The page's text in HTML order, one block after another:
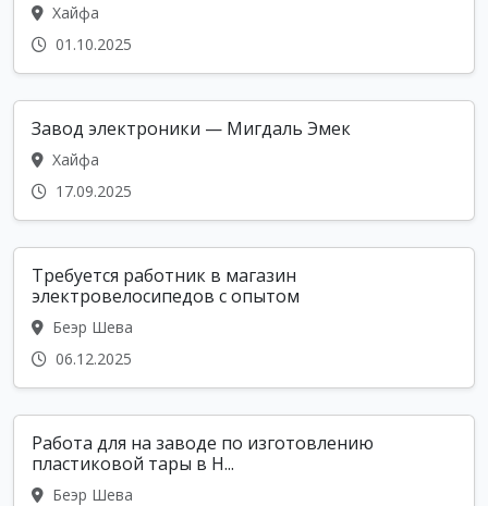
Хайфа
01.10.2025
Завод электроники — Мигдаль Эмек
Хайфа
17.09.2025
Требуется работник в магазин
электровелосипедов с опытом
Беэр Шева
06.12.2025
Работа для на заводе по изготовлению
пластиковой тары в Н...
Беэр Шева